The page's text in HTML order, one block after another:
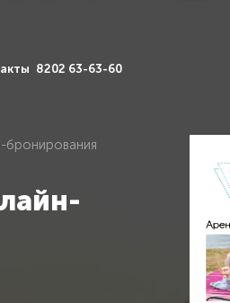
8202 63-63-60
бронирования